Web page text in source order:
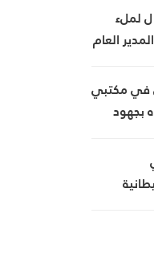
لملء
العام
في مكتبي
بجهود